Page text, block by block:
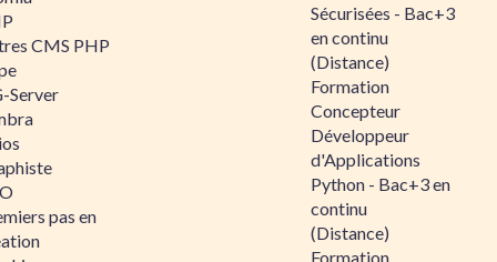
CMS PHP
Server
pas en
Sécurisées - Bac+3
en continu
(Distance)
Formation
Concepteur
Développeur
d'Applications
Python - Bac+3 en
continu
(Distance)
Formation